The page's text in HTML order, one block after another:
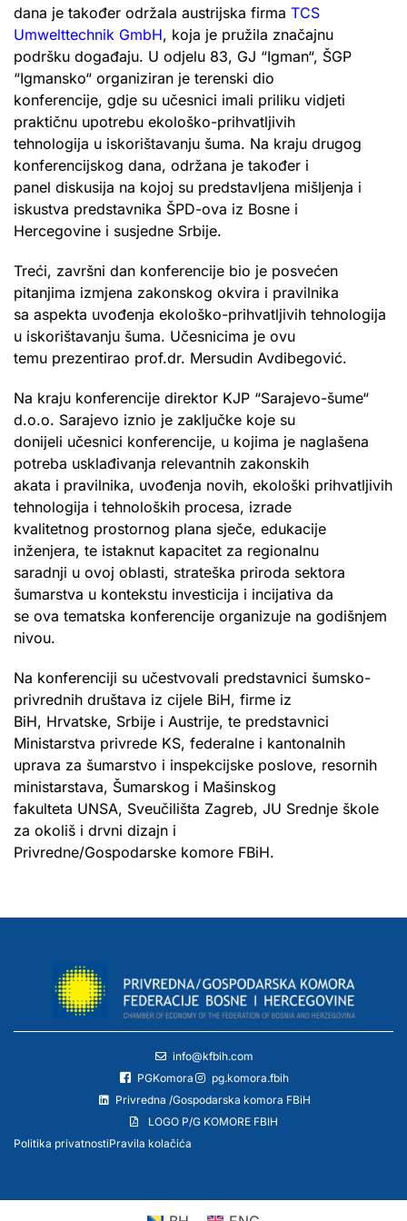
dana je također održala austrijska firma TCS
Umwelttechnik GmbH, koja je pružila značajnu
podršku događaju. U odjelu 83, GJ “Igman“, ŠGP
“Igmansko“ organiziran je terenski dio
konferencije, gdje su učesnici imali priliku vidjeti
praktičnu upotrebu ekološko-prihvatljivih
tehnologija u iskorištavanju šuma. Na kraju drugog
konferencijskog dana, održana je također i
panel diskusija na kojoj su predstavljena mišljenja i
iskustva predstavnika ŠPD-ova iz Bosne i
Hercegovine i susjedne Srbije.
Treći, završni dan konferencije bio je posvećen
pitanjima izmjena zakonskog okvira i pravilnika
sa aspekta uvođenja ekološko-prihvatljivih tehnologija
u iskorištavanju šuma. Učesnicima je ovu
temu prezentirao prof.dr. Mersudin Avdibegović.
Na kraju konferencije direktor KJP “Sarajevo-šume“
d.o.o. Sarajevo iznio je zaključke koje su
donijeli učesnici konferencije, u kojima je naglašena
potreba usklađivanja relevantnih zakonskih
akata i pravilnika, uvođenja novih, ekološki prihvatljivih
tehnologija i tehnoloških procesa, izrade
kvalitetnog prostornog plana sječe, edukacije
inženjera, te istaknut kapacitet za regionalnu
saradnji u ovoj oblasti, strateška priroda sektora
šumarstva u kontekstu investicija i incijativa da
se ova tematska konferencije organizuje na godišnjem
nivou.
Na konferenciji su učestvovali predstavnici šumsko-
privrednih društava iz cijele BiH, firme iz
BiH, Hrvatske, Srbije i Austrije, te predstavnici
Ministarstva privrede KS, federalne i kantonalnih
uprava za šumarstvo i inspekcijske poslove, resornih
ministarstava, Šumarskog i Mašinskog
fakulteta UNSA, Sveučilišta Zagreb, JU Srednje škole
za okoliš i drvni dizajn i
Privredne/Gospodarske komore FBiH.
info@kfbih.com
PGKomora
pg.komora.fbih
Privredna /Gospodarska komora FBiH
LOGO P/G KOMORE FBIH
Politika privatnostiPravila kolačića